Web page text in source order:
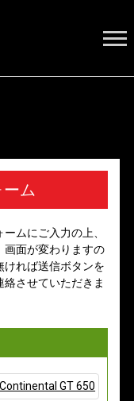
ム
ムにご入力の上、
画面が変わりますの
ければ送信ボタンを
させていただきま